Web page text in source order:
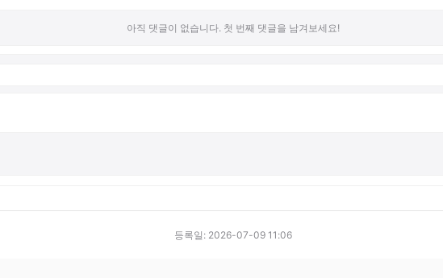
아직 댓글이 없습니다. 첫 번째 댓글을 남겨보세요!
등록일: 2026-07-09 11:06